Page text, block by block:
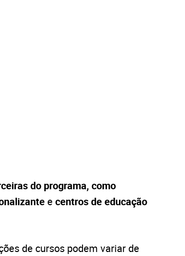
do programa, como
e centros de educação
de cursos podem variar de